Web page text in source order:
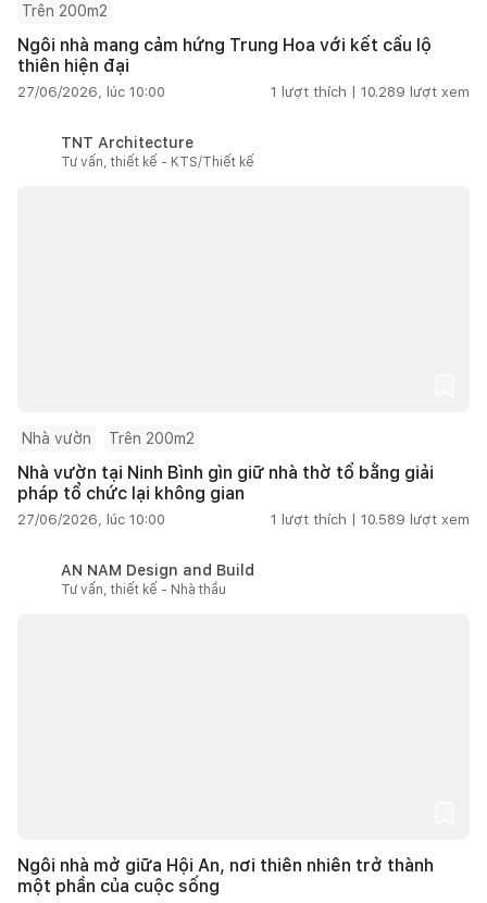
Trên 200m2
Ngôi nhà mang cảm hứng Trung Hoa với kết cấu lộ
thiên hiện đại
27/06/2026, lúc 10:00 1 lượt thích | 10.289 lượt xem
TNT Architecture
Tư vấn, thiết kế - KTS/Thiết kế
Nhà vườn Trên 200m2
Nhà vườn tại Ninh Bình gìn giữ nhà thờ tổ bằng giải
pháp tổ chức lại không gian
27/06/2026, lúc 10:00 1 lượt thích | 10.589 lượt xem
AN NAM Design and Build
Tư vấn, thiết kế - Nhà thầu
Ngôi nhà mở giữa Hội An, nơi thiên nhiên trở thành
một phần của cuộc sống